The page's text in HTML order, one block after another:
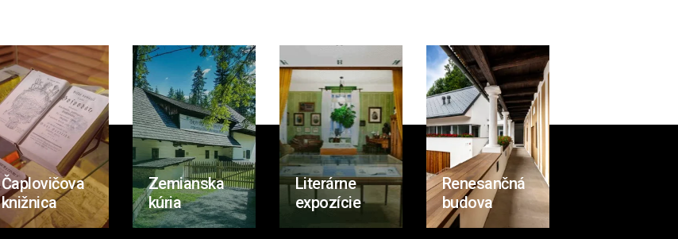
Čaplovičova
knižnica
Zemianska
kúria
Literárne
expozície
Renesančná
budova